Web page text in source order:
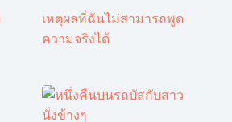
เหตุผลที่ฉันไม่สามารถพูด
ความจริงได้